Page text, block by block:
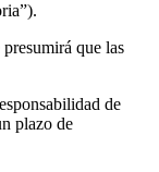
que las
de
plazo de